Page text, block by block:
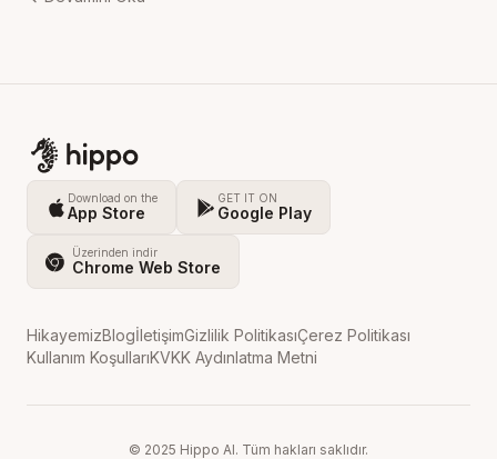
Download on the
App Store
GET IT ON
Google Play
Üzerinden indir
Chrome Web Store
HikayemizBlogİletişimGizlilik PolitikasıÇerez Politikası
Kullanım KoşullarıKVKK Aydınlatma Metni
© 2025 Hippo AI. Tüm hakları saklıdır.